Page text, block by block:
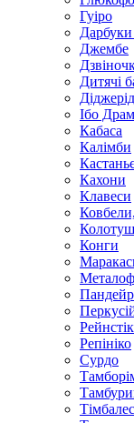
Гуіро
Джембе
Дитячі
Ібо
Кабаса
Калімби
Кахони
Клавеси
Конги
Репініко
Сурдо
Тімбалес